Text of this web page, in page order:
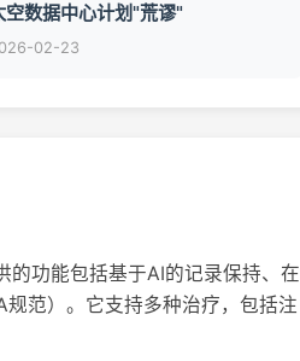
空数据中心计划"荒谬"
02-23
功能包括基于AI的记录保持、在
规范）。它支持多种治疗，包括注